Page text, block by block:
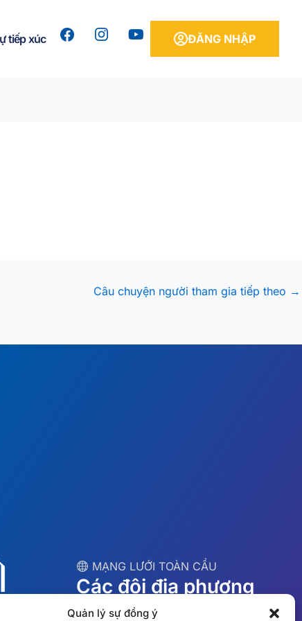
Quản lý sự đồng ý
tiếp xúc
Y
o
ĐĂNG NHẬP
Câu chuyện người tham gia tiếp theo →
︎ MẠNG LƯỚI TOÀN CẦU
Các đội địa phương
tại 10 quốc gia